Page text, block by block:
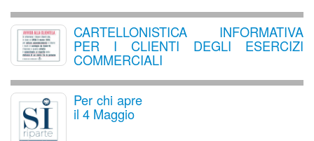
CARTELLONISTICA INFORMATIVA
PER I CLIENTI DEGLI ESERCIZI
COMMERCIALI
Per chi apre
il 4 Maggio